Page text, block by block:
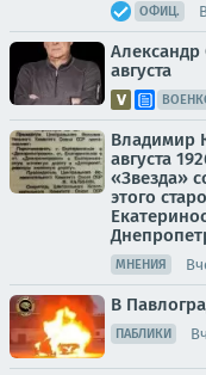
ОФИЦ.
Александр
августа
Владимир
августа
«Звезда»
этого
МНЕНИЯ
В
ПАБЛИКИ